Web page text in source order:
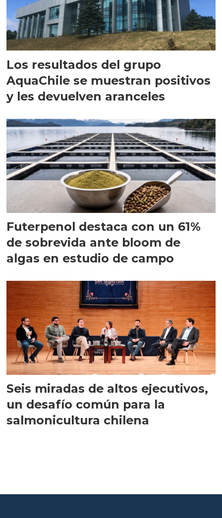
Los resultados del grupo
AquaChile se muestran positivos
y les devuelven aranceles
Futerpenol destaca con un 61%
de sobrevida ante bloom de
algas en estudio de campo
Seis miradas de altos ejecutivos,
un desafío común para la
salmonicultura chilena